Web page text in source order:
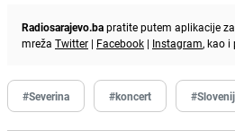
Radiosarajevo.bapratite putem aplikacije za
mreža Twitter | Facebook | Instagram, kao i
#Severina #koncert